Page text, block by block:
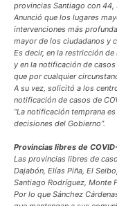
provincias Santiago con
Anunció que los lugares
intervenciones más
mayor de los ciudadanos y
Es decir, en la restricción
y en la notificación de
que por cualquier
A su vez, solicitó a los
notificación de casos de
“La notificación temprana
decisiones del Gobierno”.
Provincias libres de
Las provincias libres de
Dajabón, Elías Piña, El
Santiago Rodríguez, Monte
Por lo que Sánchez